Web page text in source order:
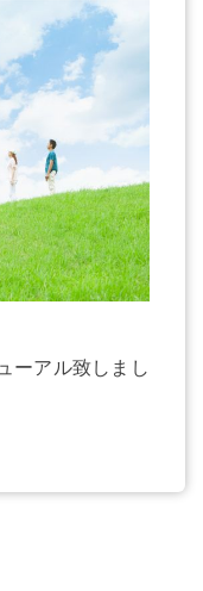
ーアル致しまし